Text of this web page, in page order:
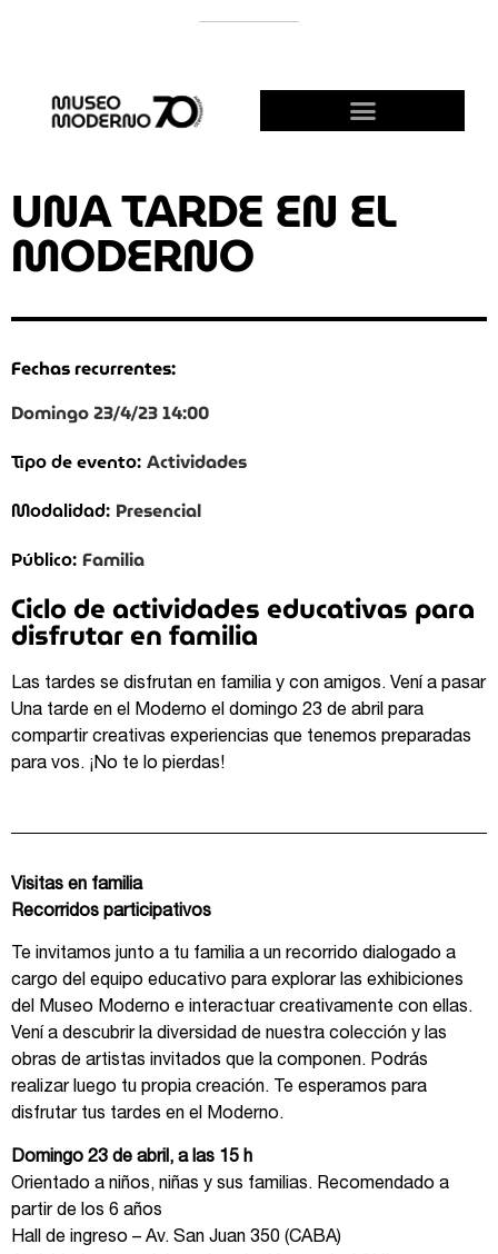
UNA TARDE EN EL
MODERNO
Fechas recurrentes:
Domingo 23/4/23 14:00
Tipo de evento: Actividades
Modalidad: Presencial
Público: Familia
Ciclo de actividades educativas para
disfrutar en familia
Las tardes se disfrutan en familia y con amigos. Vení a pasar
Una tarde en el Moderno el domingo 23 de abril para
compartir creativas experiencias que tenemos preparadas
para vos. ¡No te lo pierdas!
Visitas en familia
Recorridos participativos
Te invitamos junto a tu familia a un recorrido dialogado a
cargo del equipo educativo para explorar las exhibiciones
del Museo Moderno e interactuar creativamente con ellas.
Vení a descubrir la diversidad de nuestra colección y las
obras de artistas invitados que la componen. Podrás
realizar luego tu propia creación. Te esperamos para
disfrutar tus tardes en el Moderno.
Domingo 23 de abril, a las 15 h
Orientado a niños, niñas y sus familias. Recomendado a
partir de los 6 años
Hall de ingreso – Av. San Juan 350 (CABA)